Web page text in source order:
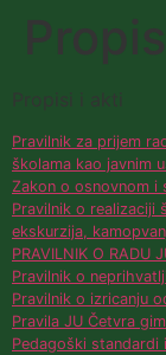
Propisi i akti
Pravilnik za prijem
školama kao javnim
Zakon o osnovnom i
Pravilnik o realizaciji
ekskurzija,
PRAVILNIK O RADU
Pravilnik o
Pravilnik o izricanju
Pravila JU Četvra
Pedagoški standardi